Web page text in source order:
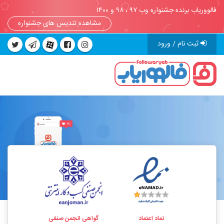
فالووریاب برنده جشنواره وب ۹۷ ، ۹۸ و ۱۴۰۰
مشاهده تندیس های جشنواره
ثبت نام / ورود
نماد اعتماد گواهی انجمن صنفی